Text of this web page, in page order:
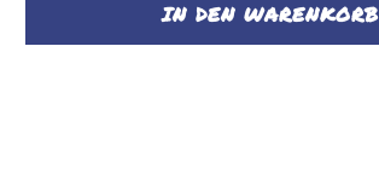
IN DEN WARENKORB